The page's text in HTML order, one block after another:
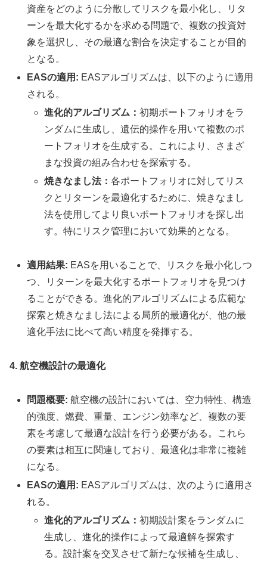
資産をどのように分散してリスクを最小化し、リタ
ーンを最大化するかを求める問題で、複数の投資対
象を選択し、その最適な割合を決定することが目的
となる。
EASの適用: EASアルゴリズムは、以下のように適用
される。
進化的アルゴリズム：初期ポートフォリオをラ
ンダムに生成し、遺伝的操作を用いて複数のポ
ートフォリオを生成する。これにより、さまざ
まな投資の組み合わせを探索する。
焼きなまし法：各ポートフォリオに対してリス
クとリターンを最適化するために、焼きなまし
法を使用してより良いポートフォリオを探し出
す。特にリスク管理において効果的となる。
適用結果: EASを用いることで、リスクを最小化しつ
つ、リターンを最大化するポートフォリオを見つけ
ることができる。進化的アルゴリズムによる広範な
探索と焼きなまし法による局所的最適化が、他の最
適化手法に比べて高い精度を発揮する。
4. 航空機設計の最適化
問題概要: 航空機の設計においては、空力特性、構造
的強度、燃費、重量、エンジン効率など、複数の要
素を考慮して最適な設計を行う必要がある。これら
の要素は相互に関連しており、最適化は非常に複雑
になる。
EASの適用: EASアルゴリズムは、次のように適用さ
れる。
進化的アルゴリズム：初期設計案をランダムに
生成し、進化的操作によって最適解を探索す
る。設計案を交叉させて新たな候補を生成し、